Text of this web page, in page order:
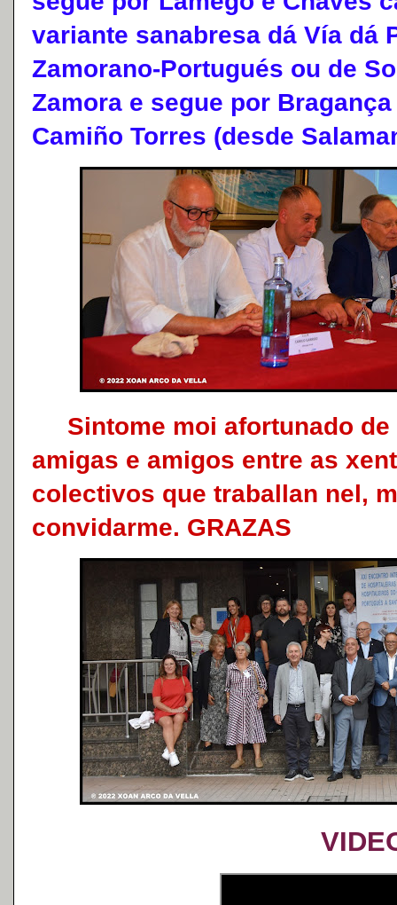
variante sanabresa dá Vía dá
Zamorano-Portugués ou de
Zamora e segue por
Camiño Torres (desde
Sintome moi afortunado de
amigas e amigos entre as
colectivos que traballan nel,
convidarme. GRAZAS